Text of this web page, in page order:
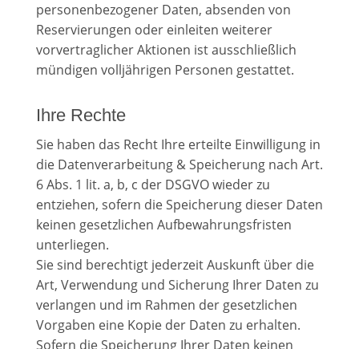
personenbezogener Daten, absenden von
Reservierungen oder einleiten weiterer
vorvertraglicher Aktionen ist ausschließlich
mündigen volljährigen Personen gestattet.
Ihre Rechte
Sie haben das Recht Ihre erteilte Einwilligung in
die Datenverarbeitung & Speicherung nach Art.
6 Abs. 1 lit. a, b, c der DSGVO wieder zu
entziehen, sofern die Speicherung dieser Daten
keinen gesetzlichen Aufbewahrungsfristen
unterliegen.
Sie sind berechtigt jederzeit Auskunft über die
Art, Verwendung und Sicherung Ihrer Daten zu
verlangen und im Rahmen der gesetzlichen
Vorgaben eine Kopie der Daten zu erhalten.
Sofern die Speicherung Ihrer Daten keinen